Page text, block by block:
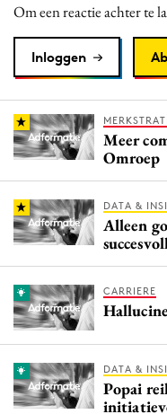
Om een reactie achter te
Inloggen
Meer
Omroep
DATA &
Alleen
CARRIERE
DATA &
Popai